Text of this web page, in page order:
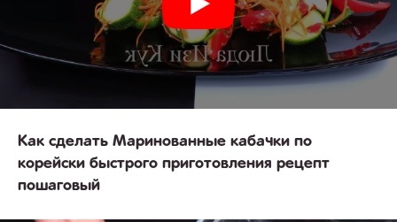
Как сделать Маринованные кабачки по
корейски быстрого приготовления рецепт
пошаговый